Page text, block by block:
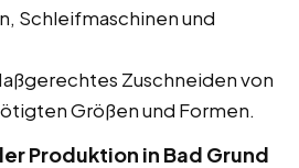
Schleifmaschinen und
Zuschneiden von
Größen und Formen.
Produktion in Bad Grund